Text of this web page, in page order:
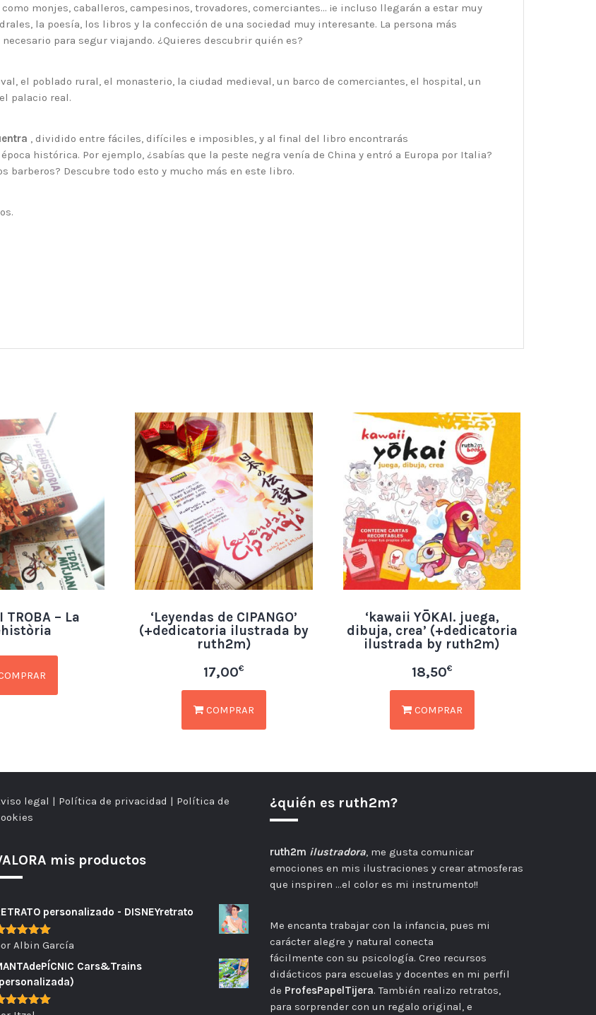
monjes, caballeros, campesinos, trovadores, comerciantes… ¡e incluso llegarán a estar muy
la poesía, los libros y la confección de una sociedad muy interesante. La persona más
para segur viajando. ¿Quieres descubrir quién es?
el poblado rural, el monasterio, la ciudad medieval, un barco de comerciantes, el hospital, un
palacio real.
, dividido entre fáciles, difíciles e imposibles, y al final del libro encontrarás
histórica. Por ejemplo, ¿sabías que la peste negra venía de China y entró a Europa por Italia?
barberos? Descubre todo esto y mucho más en este libro.
.
TROBA – La
‘Leyendas de CIPANGO’
(+dedicatoria ilustrada by
ruth2m)
17,00€
COMPRAR
‘kawaii YŌKAI. juega,
dibuja, crea’ (+dedicatoria
ilustrada by ruth2m)
18,50€
COMPRAR
legal | Política de privacidad | Política de
mis productos
personalizado - DISNEYretrato
Albin García
Cars&Trains
¿quién es ruth2m?
ruth2m ilustradora, me gusta comunicar
emociones en mis ilustraciones y crear atmosferas
que inspiren …el color es mi instrumento!!
Me encanta trabajar con la infancia, pues mi
carácter alegre y natural conecta
fácilmente con su psicología. Creo recursos
didácticos para escuelas y docentes en mi perfil
de ProfesPapelTijera. También realizo retratos,
para sorprender con un regalo original, e